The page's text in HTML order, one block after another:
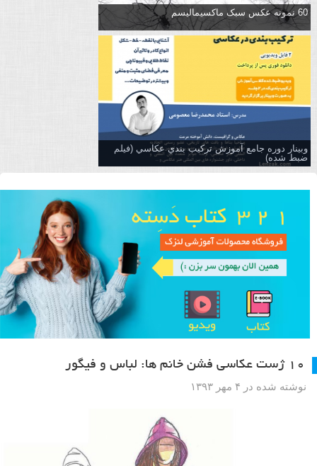
60 نمونه عکس سبک ماکسیمالیسم
وبینار دوره جامع آموزش تركيب بندي عكاسي (فیلم
ضبط شده)
۱۰ ژست عکاسی فشن خانم ها: لباس و فیگور
نوشته شده در ۴ مهر ۱۳۹۳